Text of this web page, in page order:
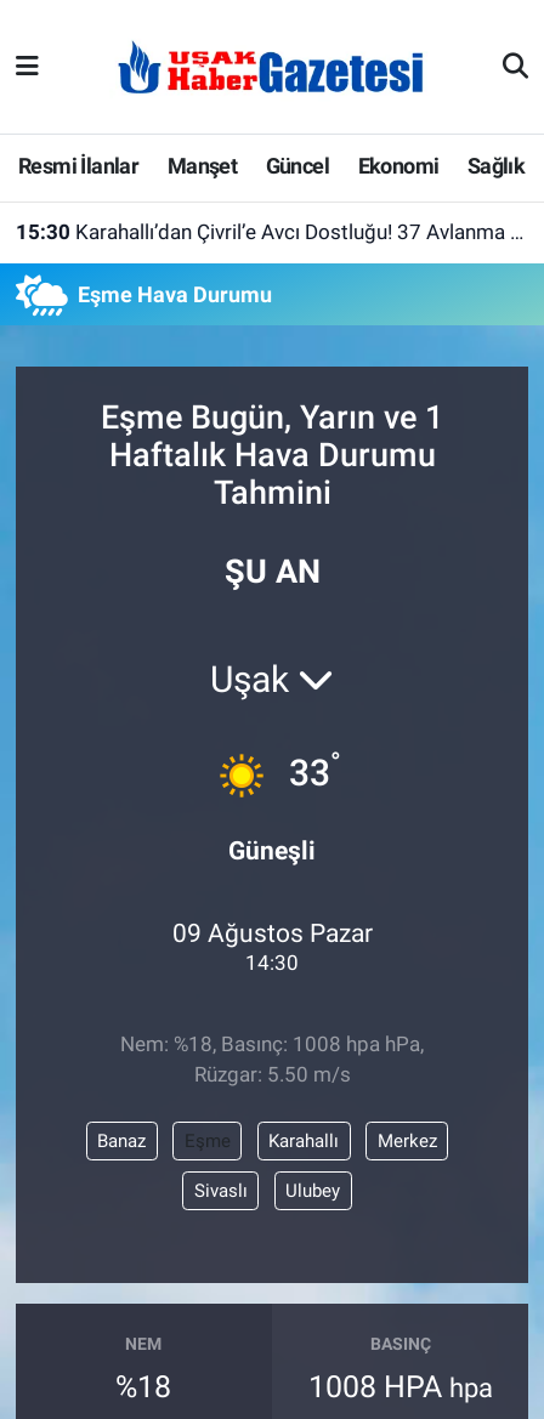
Resmi İlanlar Manşet Güncel Ekonomi Sağlık
15:30 Karahallı’dan Çivril’e Avcı Dostluğu! 37 Avlanma Pulu
Eşme Hava Durumu
Eşme Bugün, Yarın ve 1
Haftalık Hava Durumu
Tahmini
ŞU AN
Uşak
33°
Güneşli
09 Ağustos Pazar
14:30
Nem: %18, Basınç: 1008 hpa hPa,
Rüzgar: 5.50 m/s
Banaz Eşme Karahallı Merkez
Sivaslı Ulubey
NEM
%18
BASINÇ
1008 HPA hpa
E-Gazete
Ekonomi
İlanlar
Köşe Yazarları
Uşak Hava Durumu
Uşak Trafik Yoğunluk Haritası
Haber Arşivi